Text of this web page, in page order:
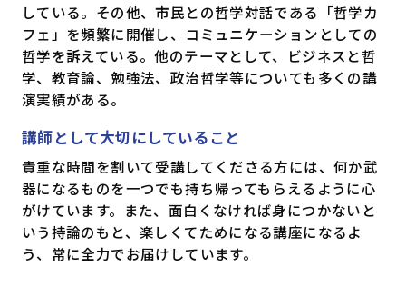
している。その他、市民との哲学対話である「哲学カ
フェ」を頻繁に開催し、コミュニケーションとしての
哲学を訴えている。他のテーマとして、ビジネスと哲
学、教育論、勉強法、政治哲学等についても多くの講
演実績がある。
講師として大切にしていること
貴重な時間を割いて受講してくださる方には、何か武
器になるものを一つでも持ち帰ってもらえるように心
がけています。また、面白くなければ身につかないと
いう持論のもと、楽しくてためになる講座になるよ
う、常に全力でお届けしています。